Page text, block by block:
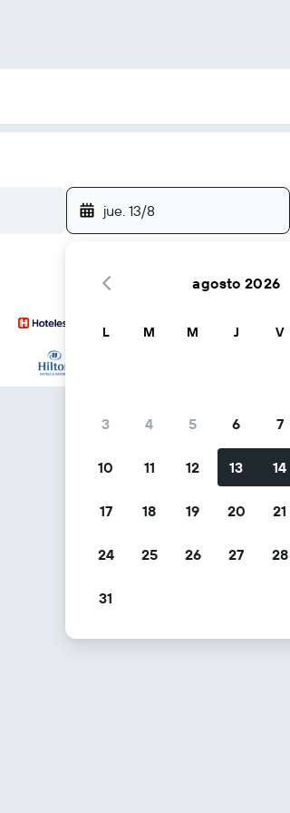
jue. 13/8
agosto 2026
L M M J V
3 4 5 6 7
10 11 12 13 14
17 18 19 20 21
24 25 26 27 28
31